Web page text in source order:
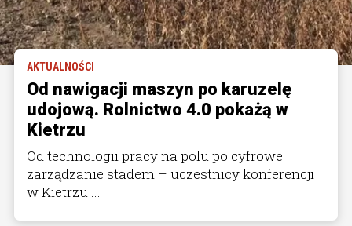
AKTUALNOŚCI
Od nawigacji maszyn po karuzelę
udojową. Rolnictwo 4.0 pokażą w
Kietrzu
Od technologii pracy na polu po cyfrowe
zarządzanie stadem – uczestnicy konferencji
w Kietrzu ...